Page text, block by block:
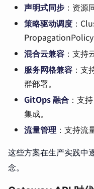
声明式同步 ：资源
策略驱动调度 ：
PropagationPolicy
混合云兼容 ：支持
服务网格兼容 ：
群部署。
GitOps 融合 ：支
集成。
流量管理 ：支持流
这些方案在生产实践中
念。